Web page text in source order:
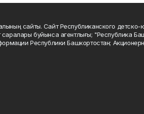
сайты. Сайт Республиканского
буйынса агентлығы; "Республика
Республики Башкортостан;